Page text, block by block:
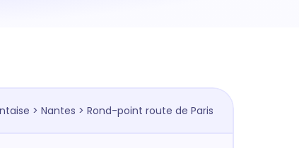
> Nantes > Rond-point route de Paris